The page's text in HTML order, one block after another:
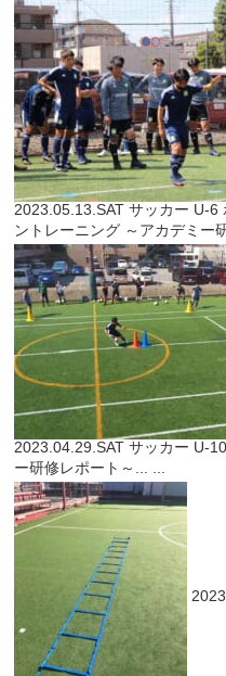
2023.05.13.SAT サッカー U-6
ントレーニング ～アカデミー
2023.04.29.SAT サッカー U-
ー研修レポート～... ...